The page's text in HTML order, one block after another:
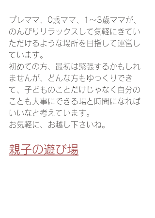
プレママ、0歳ママ、1～3歳ママが、
のんびりリラックスして気軽にきてい
ただけるような場所を目指して運営し
ています。
初めての方、最初は緊張するかもしれ
ませんが、どんな方もゆっくりでき
て、子どものことだけじゃなく自分の
ことも大事にできる場と時間になれば
いいなと考えています。
お気軽に、お越し下さいね。
親子の遊び場